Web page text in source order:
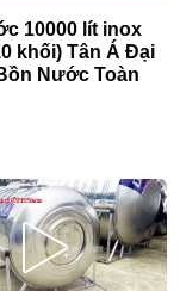
10000 lít inox
khối) Tân Á Đại
Nước Toàn